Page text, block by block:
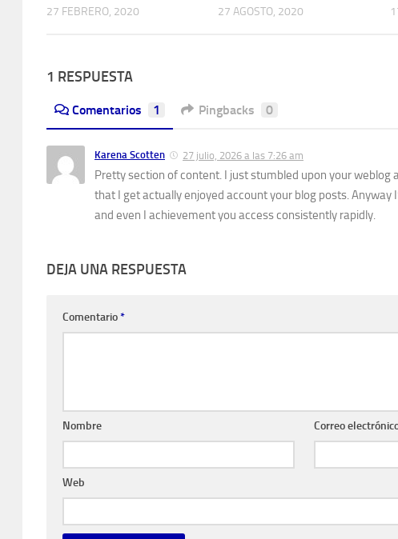
27 FEBRERO, 2020 27 AGOSTO, 2020
1 RESPUESTA
Comentarios 1 Pingbacks 0
Karena Scotten 27 julio, 2026 a las 7:26 am
Pretty section of content. I just stumbled upon your weblog
that I get actually enjoyed account your blog posts. Anyway
and even I achievement you access consistently rapidly.
DEJA UNA RESPUESTA
Comentario*
Nombre Correo
Web